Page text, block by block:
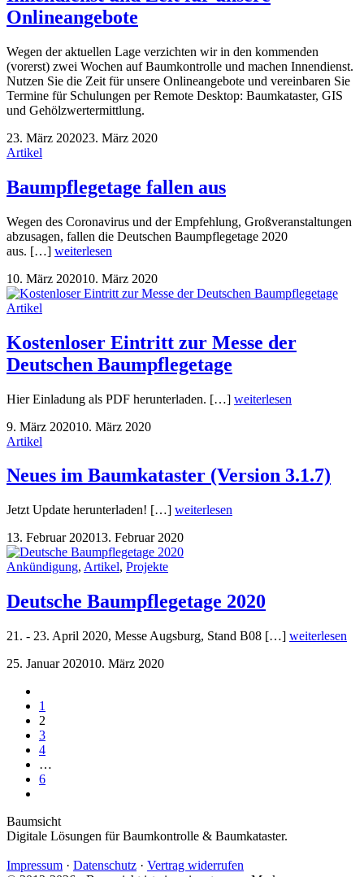
Onlineangebote
Wegen der aktuellen Lage verzichten wir in den kommenden
(vorerst) zwei Wochen auf Baumkontrolle und machen Innendienst.
Nutzen Sie die Zeit für unsere Onlineangebote und vereinbaren Sie
Termine für Schulungen per Remote Desktop: Baumkataster, GIS
und Gehölzwertermittlung.
23. März 202023. März 2020
Artikel
Baumpflegetage fallen aus
Wegen des Coronavirus und der Empfehlung, Großveranstaltungen
abzusagen, fallen die Deutschen Baumpflegetage 2020
aus. […] weiterlesen
10. März 202010. März 2020
Artikel
Kostenloser Eintritt zur Messe der
Deutschen Baumpflegetage
Hier Einladung als PDF herunterladen. […] weiterlesen
9. März 202010. März 2020
Artikel
Neues im Baumkataster (Version 3.1.7)
Jetzt Update herunterladen! […] weiterlesen
13. Februar 202013. Februar 2020
Ankündigung, Artikel, Projekte
Deutsche Baumpflegetage 2020
21. - 23. April 2020, Messe Augsburg, Stand B08 […] weiterlesen
25. Januar 202010. März 2020
1
2
3
4
…
6
Baumsicht
Digitale Lösungen für Baumkontrolle & Baumkataster.
Impressum · Datenschutz · Vertrag widerrufen